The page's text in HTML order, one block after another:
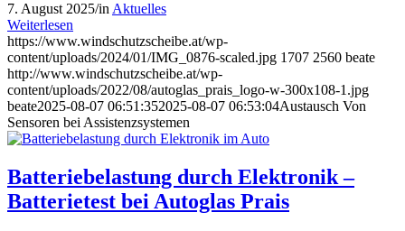
7. August 2025/in Aktuelles
Weiterlesen
https://www.windschutzscheibe.at/wp-
content/uploads/2024/01/IMG_0876-scaled.jpg 1707 2560 beate
http://www.windschutzscheibe.at/wp-
content/uploads/2022/08/autoglas_prais_logo-w-300x108-1.jpg
beate2025-08-07 06:51:352025-08-07 06:53:04Austausch Von
Sensoren bei Assistenzsystemen
Batteriebelastung durch Elektronik –
Batterietest bei Autoglas Prais